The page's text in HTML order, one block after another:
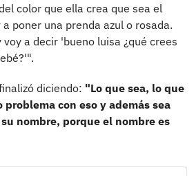
color que ella crea que sea el
poner una prenda azul o rosada.
a decir 'bueno luisa ¿qué crees
diciendo: "Lo que sea, lo que
con eso y además sea
nombre, porque el nombre es